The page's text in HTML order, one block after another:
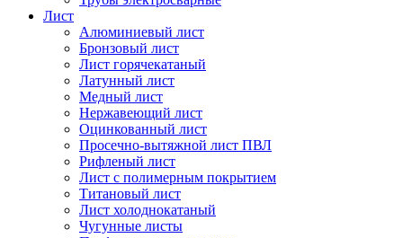
Лист
Алюминиевый лист
Бронзовый лист
Лист горячекатаный
Латунный лист
Медный лист
Нержавеющий лист
Оцинкованный лист
Просечно-вытяжной лист ПВЛ
Рифленый лист
Лист с полимерным покрытием
Титановый лист
Лист холоднокатаный
Чугунные листы